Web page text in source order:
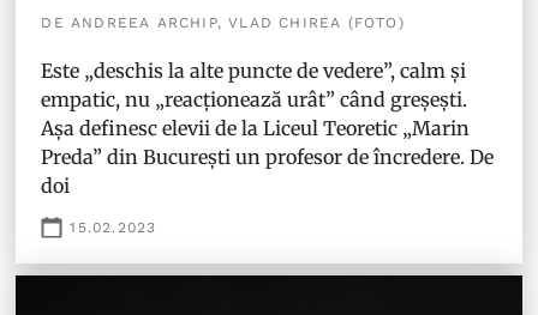
DE ANDREEA ARCHIP, VLAD CHIREA (FOTO)
Este „deschis la alte puncte de vedere”, calm și
empatic, nu „reacționează urât” când greșești.
Așa definesc elevii de la Liceul Teoretic „Marin
Preda” din București un profesor de încredere. De
doi
15.02.2023